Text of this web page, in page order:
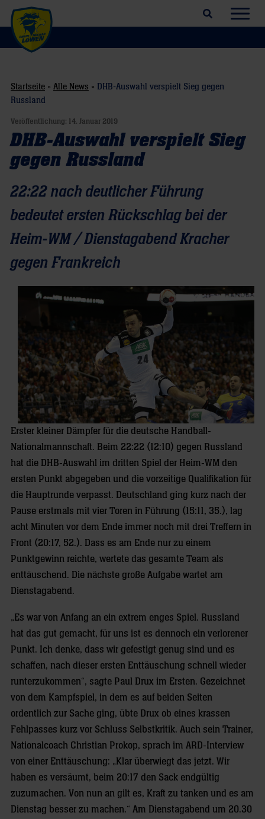
Suchfeld öffnen
Startseite » Alle News » DHB-Auswahl verspielt Sieg gegen
Russland
Veröffentlichung: 14. Januar 2019
DHB-Auswahl verspielt Sieg
gegen Russland
22:22 nach deutlicher Führung
bedeutet ersten Rückschlag bei der
Heim-WM / Dienstagabend Kracher
gegen Frankreich
Erster kleiner Dämpfer für die deutsche Handball-
Nationalmannschaft. Beim 22:22 (12:10) gegen Russland
hat die DHB-Auswahl im dritten Spiel der Heim-WM den
ersten Punkt abgegeben und die vorzeitige Qualifikation für
die Hauptrunde verpasst. Deutschland ging kurz nach der
Pause erstmals mit vier Toren in Führung (15:11, 35.), lag
acht Minuten vor dem Ende immer noch mit drei Treffern in
Front (20:17, 52.). Dass es am Ende nur zu einem
Punktgewinn reichte, wertete das gesamte Team als
enttäuschend. Die nächste große Aufgabe wartet am
Dienstagabend.
„Es war von Anfang an ein extrem enges Spiel. Russland
hat das gut gemacht, für uns ist es dennoch ein verlorener
Punkt. Ich denke, dass wir gefestigt genug sind und es
schaffen, nach dieser ersten Enttäuschung schnell wieder
runterzukommen“, sagte Paul Drux im Ersten. Gezeichnet
von dem Kampfspiel, in dem es auf beiden Seiten
ordentlich zur Sache ging, übte Drux ob eines krassen
Fehlpasses kurz vor Schluss Selbstkritik. Auch sein Trainer,
Nationalcoach Christian Prokop, sprach im ARD-Interview
von einer Enttäuschung: „Klar überwiegt das jetzt. Wir
haben es versäumt, beim 20:17 den Sack endgültig
zuzumachen. Von nun an gilt es, Kraft zu tanken und es am
Dienstag besser zu machen.“ Am Dienstagabend um 20.30